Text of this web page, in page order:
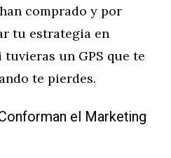
comprado y por
tu estrategia en
un GPS que te
te pierdes.
el Marketing